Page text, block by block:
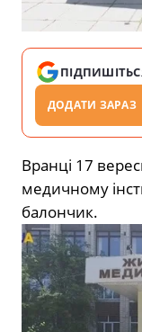
ДОДАТИ ЗАРАЗ
Вранці 17
медичному
балончик.